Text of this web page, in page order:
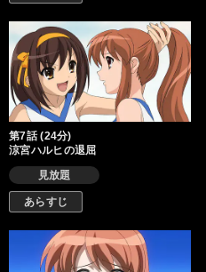
第7話 (24分)
涼宮ハルヒの退屈
見放題
あらすじ